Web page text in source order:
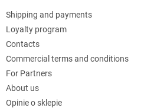
Shipping and payments
Loyalty program
Contacts
Commercial terms and conditions
For Partners
About us
Opinie o sklepie